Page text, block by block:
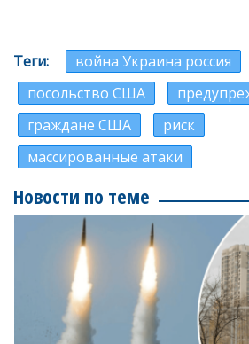
Теги
война Украина россия
посольство США
граждане США
риск
массированные атаки
Новости по теме